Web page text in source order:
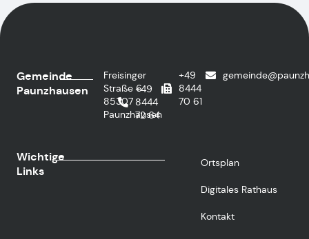
Gemeinde
Paunzhausen
Freisinger
Straße 6
85307
Paunzhausen
+49
8444
72 64
+49
8444
70 61
Wichtige
Links
Ortsplan
Digitales Rathaus
Kontakt